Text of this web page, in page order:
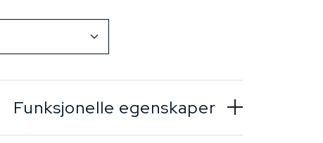
Funksjonelle egenskaper